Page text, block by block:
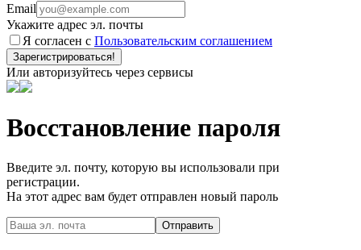
Email
Укажите адрес эл. почты
Я согласен с Пользовательским соглашением
Зарегистрироваться!
Или авторизуйтесь через сервисы
Восстановление пароля
Введите эл. почту, которую вы использовали при
регистрации.
На этот адрес вам будет отправлен новый пароль